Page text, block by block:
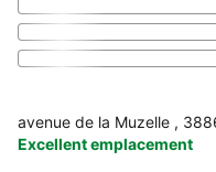
avenue de la Muzelle ,
Excellent emplacement